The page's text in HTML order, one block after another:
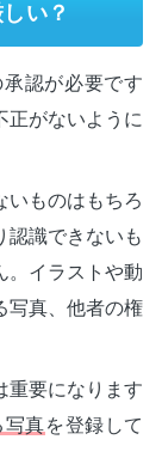
い？
認が必要です
正がないように
いものはもちろ
認識できないも
。イラストや動
写真、他者の権
重要になります
写真を登録して